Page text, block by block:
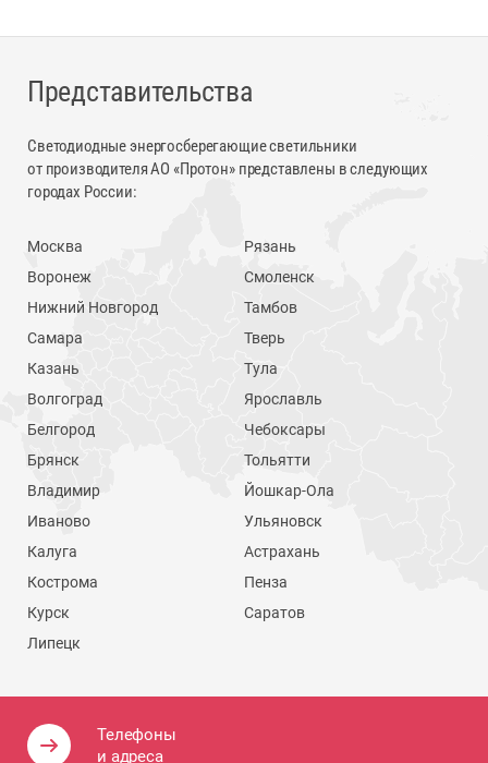
Телефоны
и адреса
Представительства
Светодиодные энергосберегающие светильники
от производителя АО «Протон» представлены в следующих
городах России:
Москва
Воронеж
Нижний Новгород
Самара
Казань
Волгоград
Белгород
Брянск
Владимир
Иваново
Калуга
Кострома
Курск
Липецк
Рязань
Смоленск
Тамбов
Тверь
Тула
Ярославль
Чебоксары
Тольятти
Йошкар-Ола
Ульяновск
Астрахань
Пенза
Саратов